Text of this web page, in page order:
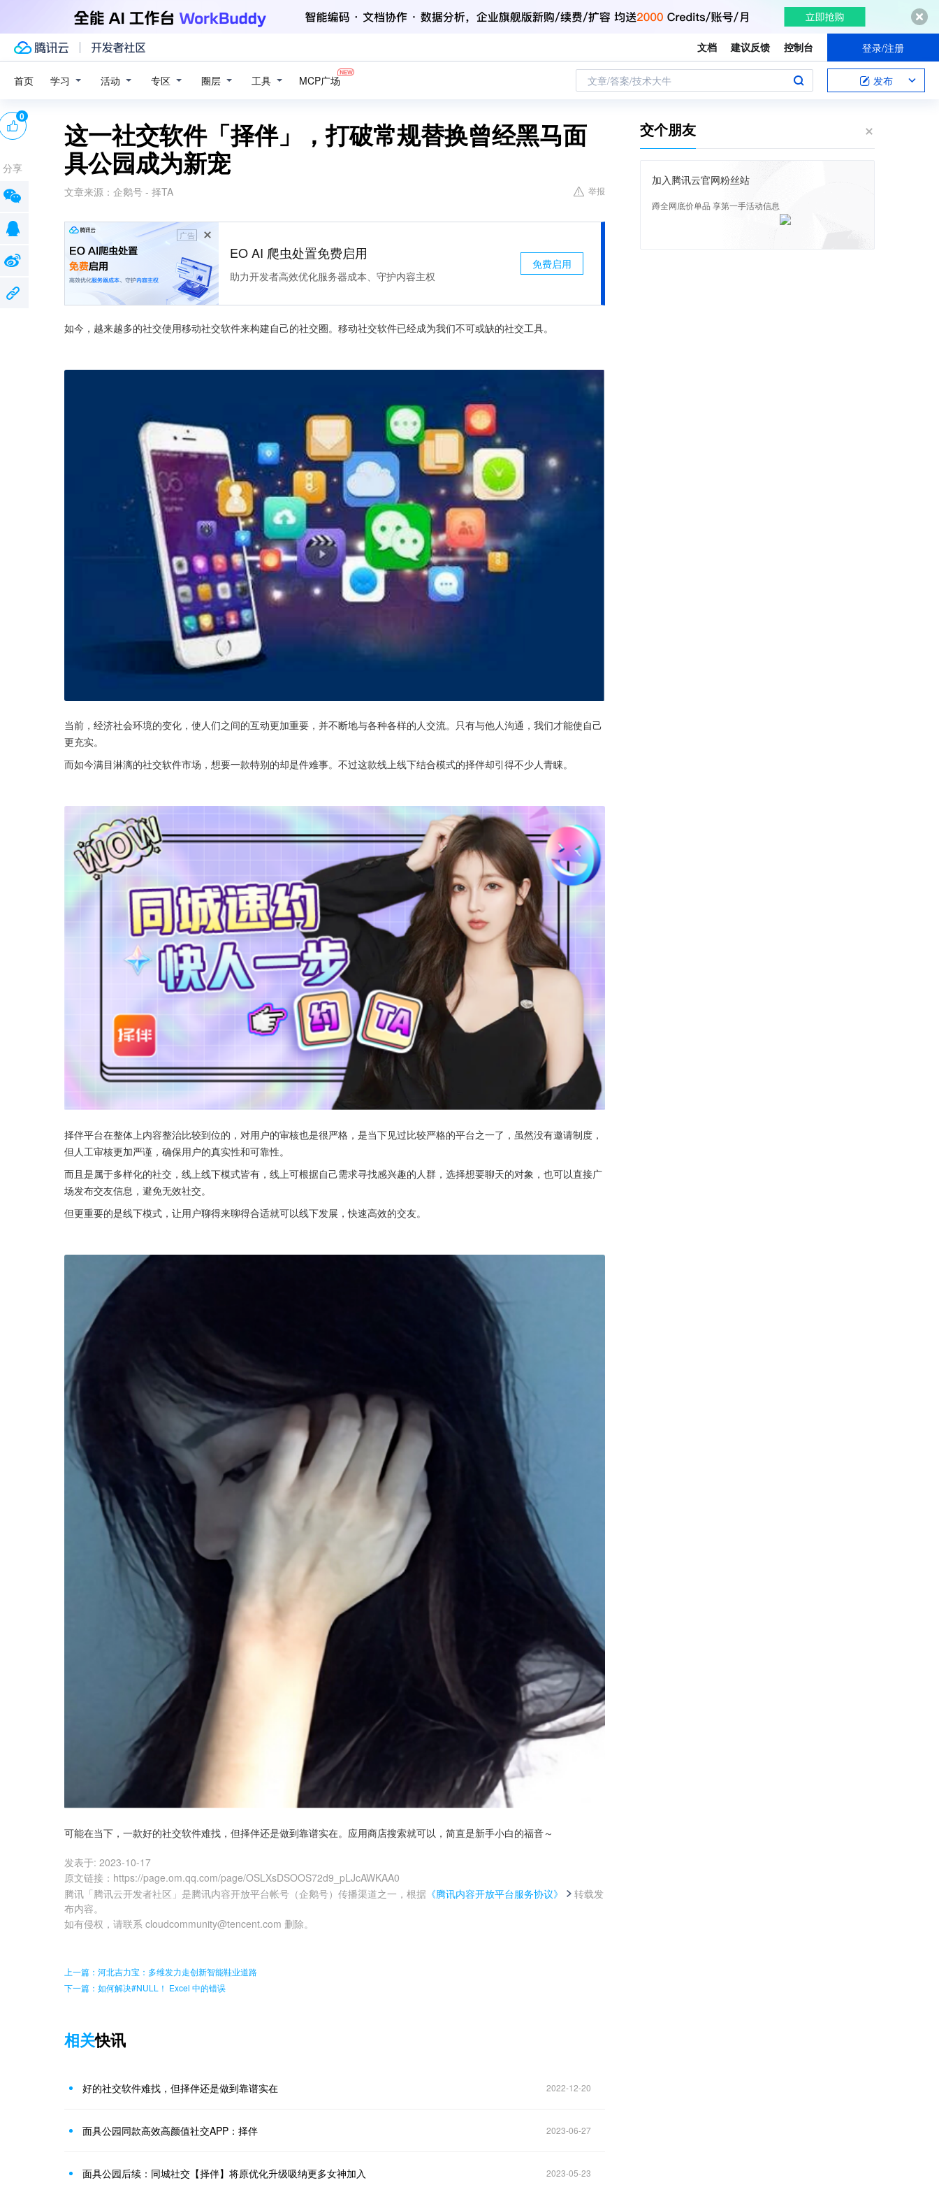
文档 建议反馈 控制台 登录/注册
首页 学习 活动 专区 圈层 工具 MCP广场 文章/答案/技术大牛 发布
这一社交软件「择伴」，打破常规替换曾经黑马面
具公园成为新宠
文章来源： 企鹅号 - 择TA 举报
广告
EO AI 爬虫处置免费启用
助力开发者高效优化服务器成本、守护内容主权
免费启用
如今，越来越多的社交使用移动社交软件来构建自己的社交圈。移动社交软件已经成为我们不可或缺的社交工具。
当前，经济社会环境的变化，使人们之间的互动更加重要，并不断地与各种各样的人交流。只有与他人沟通，我们才能使自己
更充实。
而如今满目淋漓的社交软件市场，想要一款特别的却是件难事。不过这款线上线下结合模式的择伴却引得不少人青睐。
择伴平台在整体上内容整治比较到位的，对用户的审核也是很严格，是当下见过比较严格的平台之一了，虽然没有邀请制度，
但人工审核更加严谨，确保用户的真实性和可靠性。
而且是属于多样化的社交，线上线下模式皆有，线上可根据自己需求寻找感兴趣的人群，选择想要聊天的对象，也可以直接广
场发布交友信息，避免无效社交。
但更重要的是线下模式，让用户聊得来聊得合适就可以线下发展，快速高效的交友。
可能在当下，一款好的社交软件难找，但择伴还是做到靠谱实在。应用商店搜索就可以，简直是新手小白的福音～
发表于: 2023-10-17
原文链接 ： https://page.om.qq.com/page/OSLXsDSOOS72d9_pLJcAWKAA0
腾讯「腾讯云开发者社区」是腾讯内容开放平台帐号（企鹅号）传播渠道之一，根据 《腾讯内容开放平台服务协议》
转载发
布内容。
如有侵权，请联系 cloudcommunity@tencent.com 删除。
0
分享
上一篇：河北吉力宝：多维发力走创新智能鞋业道路
下一篇：如何解决#NULL！ Excel 中的错误
相关快讯
好的社交软件难找，但择伴还是做到靠谱实在 2022-12-20
面具公园同款高效高颜值社交APP：择伴 2023-06-27
面具公园后续：同城社交【择伴】将原优化升级吸纳更多女神加入 2023-05-23
交个朋友
加入腾讯云官网粉丝站
蹲全网底价单品 享第一手活动信息